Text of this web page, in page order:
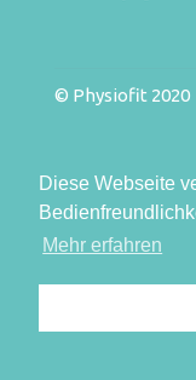
Diese Webseite
Mehr erfahren
© Physiofit 2020
Designed and